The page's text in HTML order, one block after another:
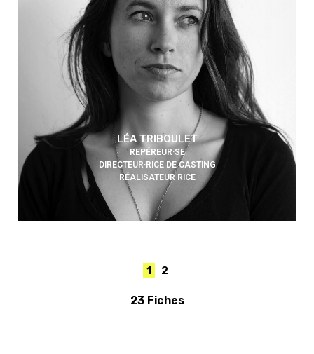
LÉA TRIBOULET
REPÉREUR·SE
DIRECTEUR·RICE DE CASTING
RÉALISATEUR·RICE
1 2
23 Fiches